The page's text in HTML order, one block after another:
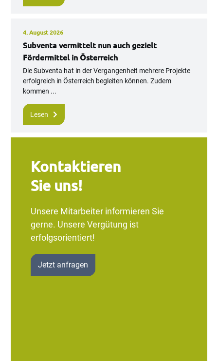
4. August 2026
Subventa vermittelt nun auch gezielt
Fördermittel in Österreich
Die Subventa hat in der Vergangenheit mehrere Projekte
erfolgreich in Österreich begleiten können. Zudem
kommen ...
Lesen
Kontaktieren
Sie uns!
Unsere Mitarbeiter informieren Sie
gerne. Unsere Vergütung ist
erfolgsorientiert!
Jetzt anfragen